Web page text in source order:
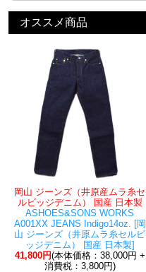
オススメ商品
岡山 ジーンズ（井原産ムラ糸セ
ルビッジデニム） 国産 日本製
ASHOES&SONS WORKS
A001XX JEANS Indigo14oz. [岡
山 ジーンズ（井原ムラ糸セルビ
ッジデニム） 国産 日本製]
41,800円(本体価格：38,000円 +
消費税：3,800円)